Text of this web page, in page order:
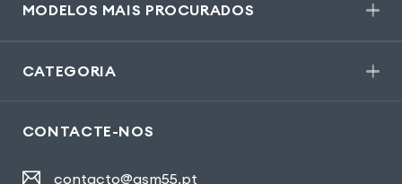
MODELOS MAIS PROCURADOS
CATEGORIA
CONTACTE-NOS
contacto@gsm55.pt